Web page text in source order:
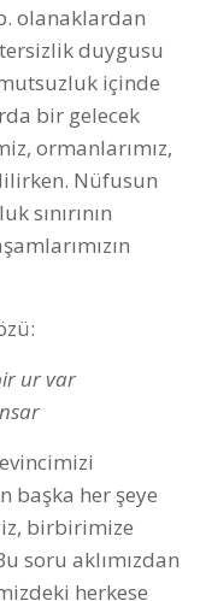
olanaklardan
duygusu
içinde
bir gelecek
ormanlarımız,
Nüfusun
sınırının
ur var
başka her şeye
birbirimize
soru aklımızdan
herkese